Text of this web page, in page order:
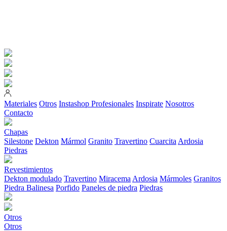
Materiales Otros Instashop Profesionales Inspirate Nosotros
Contacto
Chapas
Silestone Dekton Mármol Granito Travertino Cuarcita Ardosia
Piedras
Revestimientos
Dekton modulado Travertino Miracema Ardosia Mármoles Granitos
Piedra Balinesa Porfido Paneles de piedra Piedras
Otros
Otros